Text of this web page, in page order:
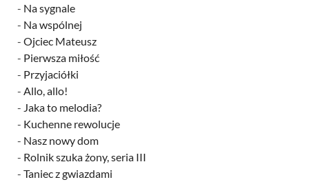
- Na sygnale
- Na wspólnej
- Ojciec Mateusz
- Pierwsza miłość
- Przyjaciółki
- Allo, allo!
- Jaka to melodia?
- Kuchenne rewolucje
- Nasz nowy dom
- Rolnik szuka żony, seria III
- Taniec z gwiazdami